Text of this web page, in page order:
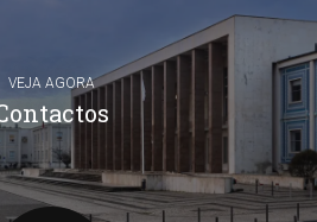
VEJA AGORA